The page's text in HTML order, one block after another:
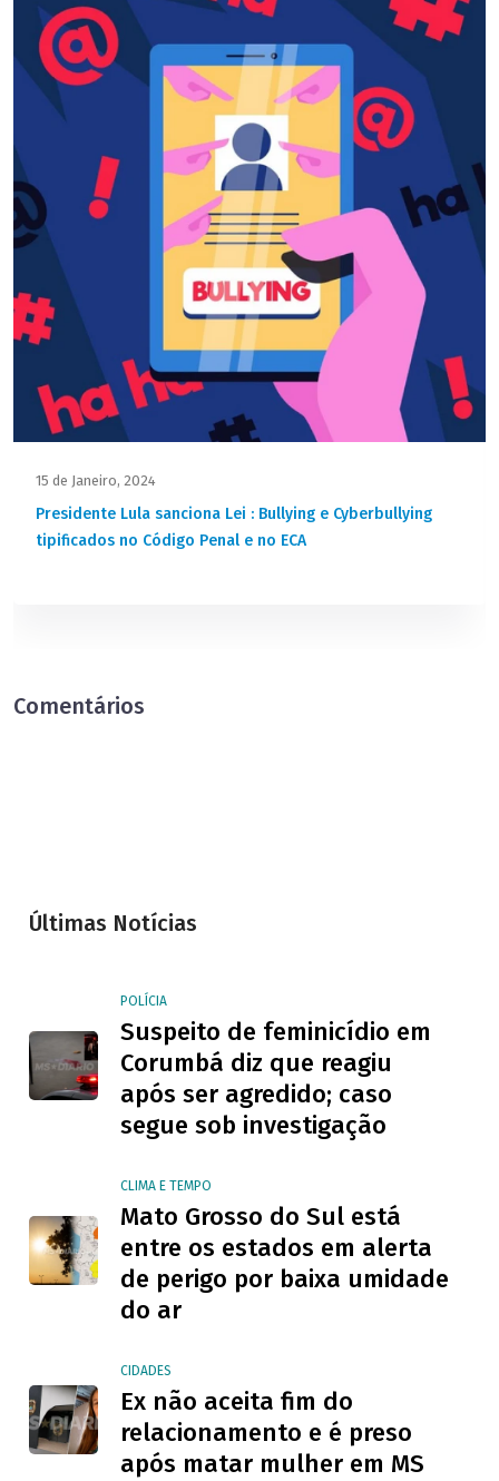
15 de Janeiro, 2024
Presidente Lula sanciona Lei : Bullying e Cyberbullying
tipificados no Código Penal e no ECA
Comentários
Últimas Notícias
POLÍCIA
Suspeito de feminicídio em
Corumbá diz que reagiu
após ser agredido; caso
segue sob investigação
CLIMA E TEMPO
Mato Grosso do Sul está
entre os estados em alerta
de perigo por baixa umidade
do ar
CIDADES
Ex não aceita fim do
relacionamento e é preso
após matar mulher em MS